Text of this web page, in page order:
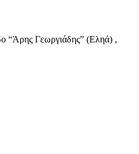
“Άρης Γεωργιάδης” (Εληά) ,